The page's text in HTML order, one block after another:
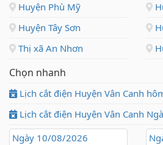
Huyện Phù Mỹ
Huyện Tây Sơn
Thị xã An Nhơn
Chọn nhanh
Lịch cắt điện Huyện Vân Canh
Lịch cắt điện Huyện Vân Canh
Ngày 10/08/2026